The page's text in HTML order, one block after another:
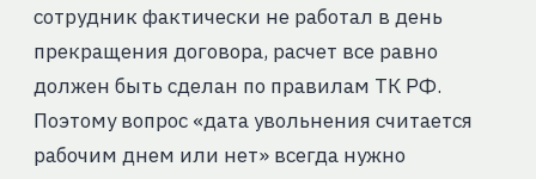
сотрудник фактически не работал в день
прекращения договора, расчет все равно
должен быть сделан по правилам ТК РФ.
Поэтому вопрос «дата увольнения считается
рабочим днем или нет» всегда нужно